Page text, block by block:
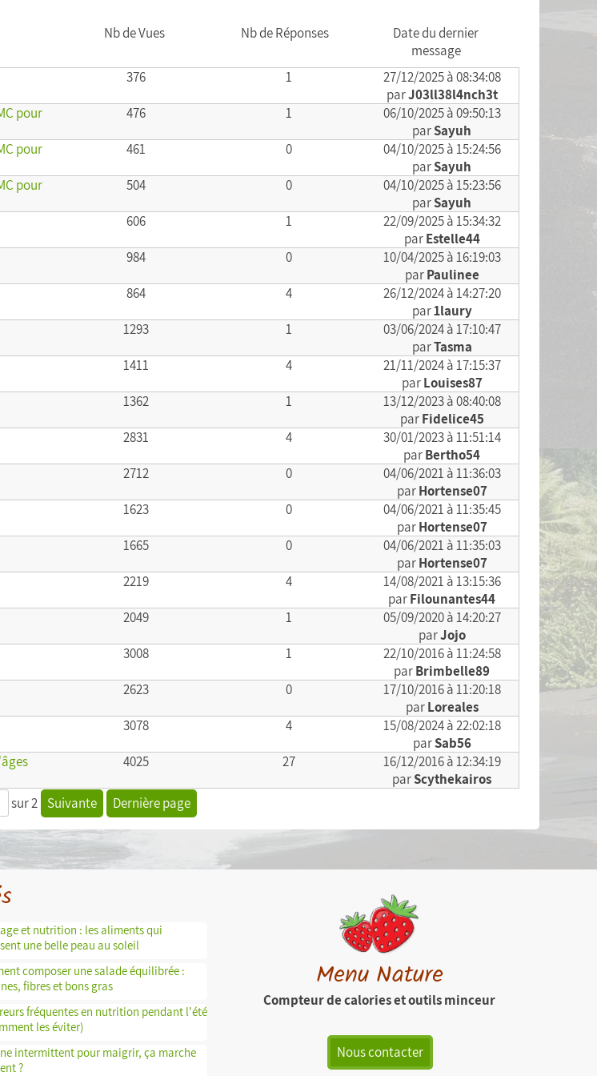
Nb de Vues Nb de Réponses
Date du dernier
message
376 1
27/12/2025 à 08:34:08
parJ03ll38l4nch3t
pour
476 1
06/10/2025 à 09:50:13
parSayuh
pour
461 0
04/10/2025 à 15:24:56
parSayuh
pour
504 0
04/10/2025 à 15:23:56
parSayuh
606 1
22/09/2025 à 15:34:32
parEstelle44
984 0
10/04/2025 à 16:19:03
parPaulinee
864 4
26/12/2024 à 14:27:20
par1laury
1293 1
03/06/2024 à 17:10:47
parTasma
1411 4
21/11/2024 à 17:15:37
parLouises87
1362 1
13/12/2023 à 08:40:08
parFidelice45
2831 4
30/01/2023 à 11:51:14
parBertho54
2712 0
04/06/2021 à 11:36:03
parHortense07
1623 0
04/06/2021 à 11:35:45
parHortense07
1665 0
04/06/2021 à 11:35:03
parHortense07
2219 4
14/08/2021 à 13:15:36
parFilounantes44
2049 1
05/09/2020 à 14:20:27
parJojo
3008 1
22/10/2016 à 11:24:58
parBrimbelle89
2623 0
17/10/2016 à 11:20:18
parLoreales
3078 4
15/08/2024 à 22:02:18
parSab56
4025 27
16/12/2016 à 12:34:19
parScythekairos
sur 2 Suivante Dernière page
et nutrition : les aliments qui
une belle peau au soleil
composer une salade équilibrée :
fibres et bons gras
fréquentes en nutrition pendant l'été
les éviter)
intermittent pour maigrir, ça marche
?
Menu Nature
Compteur de calories et outils minceur
Nous contacter